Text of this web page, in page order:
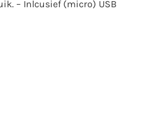
– Inlcusief (micro) USB